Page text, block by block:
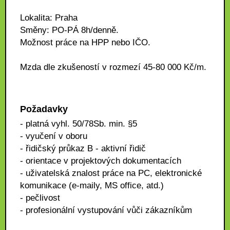
Lokalita: Praha
Směny: PO-PÁ 8h/denně.
Možnost práce na HPP nebo IČO.
Mzda dle zkušeností v rozmezí 45-80 000 Kč/m.
Požadavky
- platná vyhl. 50/78Sb. min. §5
- vyučení v oboru
- řidičský průkaz B - aktivní řidič
- orientace v projektových dokumentacích
- uživatelská znalost práce na PC, elektronické
komunikace (e-maily, MS office, atd.)
- pečlivost
- profesionální vystupování vůči zákazníkům